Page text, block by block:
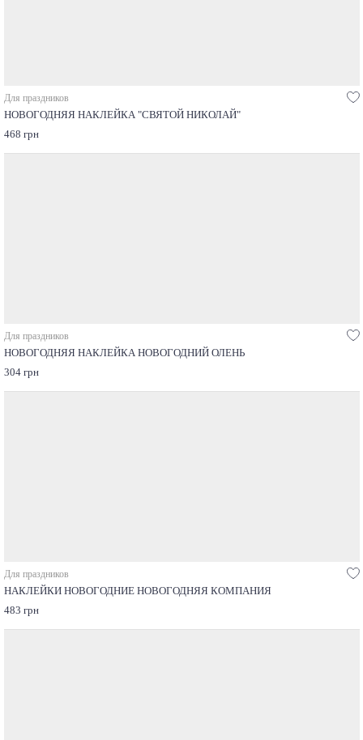
Для праздников
НОВОГОДНЯЯ НАКЛЕЙКА "СВЯТОЙ НИКОЛАЙ"
468 грн
Для праздников
НОВОГОДНЯЯ НАКЛЕЙКА НОВОГОДНИЙ ОЛЕНЬ
304 грн
Для праздников
НАКЛЕЙКИ НОВОГОДНИЕ НОВОГОДНЯЯ КОМПАНИЯ
483 грн